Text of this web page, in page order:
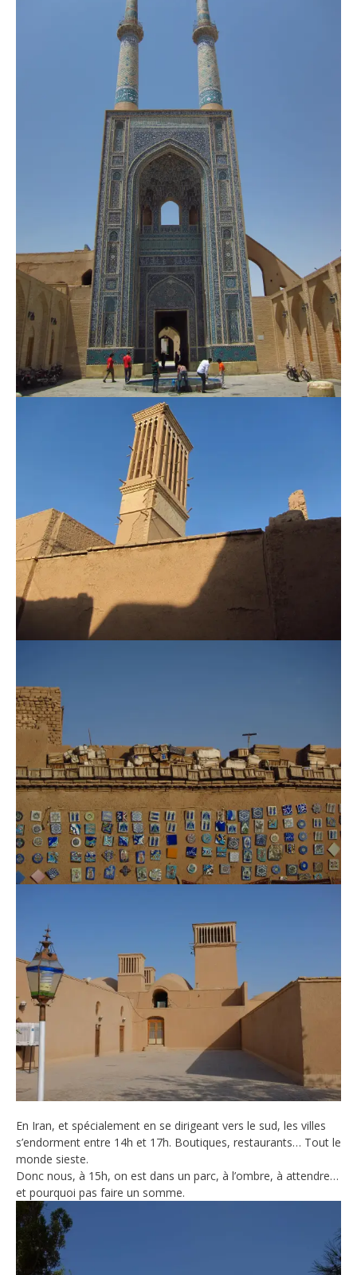
En Iran, et spécialement en se dirigeant vers le sud, les villes
s’endorment entre 14h et 17h. Boutiques, restaurants… Tout le
monde sieste.
Donc nous, à 15h, on est dans un parc, à l’ombre, à attendre…
et pourquoi pas faire un somme.